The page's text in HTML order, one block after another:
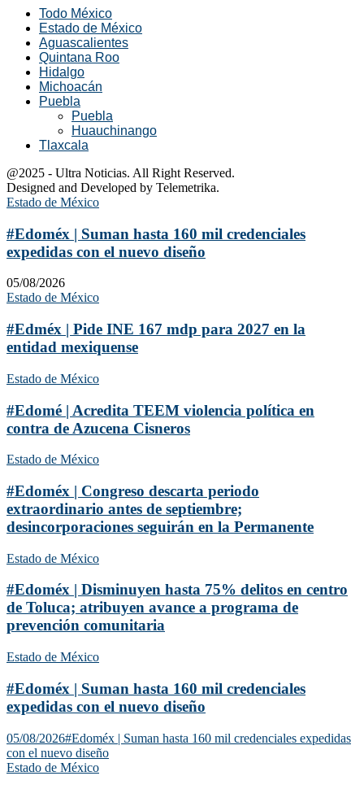
Todo México
Estado de México
Aguascalientes
Quintana Roo
Hidalgo
Michoacán
Puebla
Puebla
Huauchinango
Tlaxcala
@2025 - Ultra Noticias. All Right Reserved.
Designed and Developed by Telemetrika.
Estado de México
#Edoméx | Suman hasta 160 mil credenciales
expedidas con el nuevo diseño
05/08/2026
Estado de México
#Edméx | Pide INE 167 mdp para 2027 en la
entidad mexiquense
Estado de México
#Edomé | Acredita TEEM violencia política en
contra de Azucena Cisneros
Estado de México
#Edoméx | Congreso descarta periodo
extraordinario antes de septiembre;
desincorporaciones seguirán en la Permanente
Estado de México
#Edoméx | Disminuyen hasta 75% delitos en centro
de Toluca; atribuyen avance a programa de
prevención comunitaria
Estado de México
#Edoméx | Suman hasta 160 mil credenciales
expedidas con el nuevo diseño
05/08/2026#Edoméx | Suman hasta 160 mil credenciales expedidas
con el nuevo diseño
Estado de México